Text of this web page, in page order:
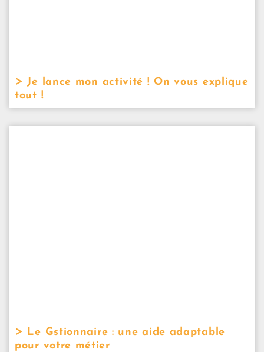
Je lance mon activité ! On vous explique
tout !
Le Gstionnaire : une aide adaptable
pour votre métier